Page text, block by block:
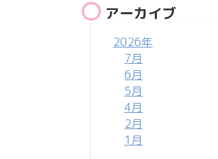
アーカイブ
2026年
7月
6月
5月
4月
2月
1月